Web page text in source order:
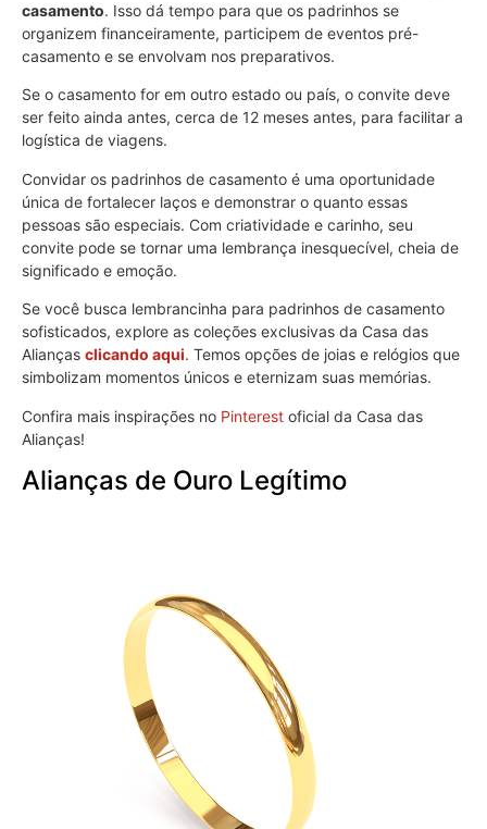
casamento. Isso dá tempo para que os padrinhos se
organizem financeiramente, participem de eventos pré-
casamento e se envolvam nos preparativos.
Se o casamento for em outro estado ou país, o convite deve
ser feito ainda antes, cerca de 12 meses antes, para facilitar a
logística de viagens.
Convidar os padrinhos de casamento é uma oportunidade
única de fortalecer laços e demonstrar o quanto essas
pessoas são especiais. Com criatividade e carinho, seu
convite pode se tornar uma lembrança inesquecível, cheia de
significado e emoção.
Se você busca lembrancinha para padrinhos de casamento
sofisticados, explore as coleções exclusivas da Casa das
Alianças clicando aqui. Temos opções de joias e relógios que
simbolizam momentos únicos e eternizam suas memórias.
Confira mais inspirações no Pinterest oficial da Casa das
Alianças!
Alianças de Ouro Legítimo